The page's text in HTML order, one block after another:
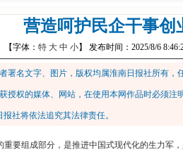
营造呵护民企干事创
【字体： 特 大 中 小】 发布时间：2025/8/6
署名文字、图片，版权均属淮南日报社所有
授权的媒体、网站，在使用本网作品时必须注
社将依法追究其法律责任。
重要组成部分，是推进中国式现代化的生力军